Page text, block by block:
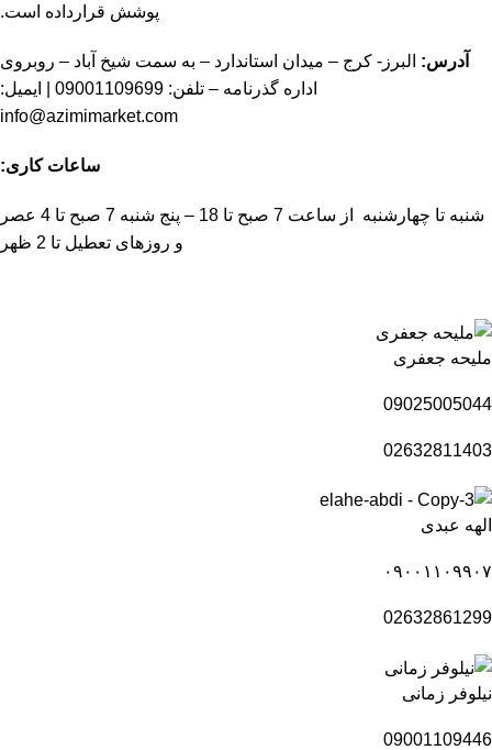
پوشش قرارداده است.
آدرس: البرز- کرج – میدان استاندارد – به سمت شیخ آباد – روبروی
اداره گذرنامه – تلفن: 09001109699 | ایمیل:
info@azimimarket.com
ساعات کاری:
شنبه تا چهارشنبه از ساعت 7 صبح تا 18 – پنج شنبه 7 صبح تا 4 عصر
و روزهای تعطیل تا 2 ظهر
ملیحه جعفری
09025005044
02632811403
الهه عبدی
۰۹۰۰۱۱۰۹۹۰۷
02632861299
نیلوفر زمانی
09001109446